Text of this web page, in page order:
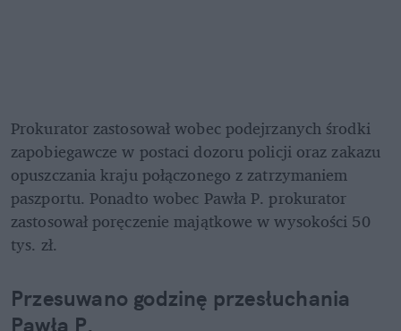
Prokurator zastosował wobec podejrzanych środki
zapobiegawcze w postaci dozoru policji oraz zakazu
opuszczania kraju połączonego z zatrzymaniem
paszportu. Ponadto wobec Pawła P. prokurator
zastosował poręczenie majątkowe w wysokości 50
tys. zł.
Przesuwano godzinę przesłuchania
Pawła P.